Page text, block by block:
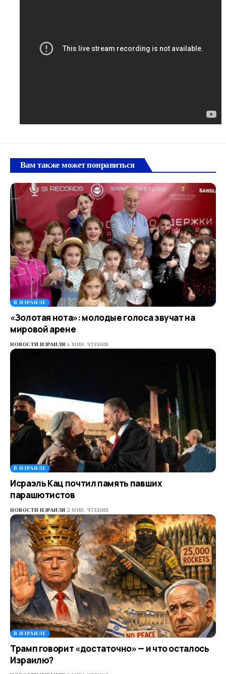
Вам также может понравиться
В ИЗРАИЛЕ
«Золотая нота»: молодые голоса звучат на
мировой арене
НОВОСТИ ИЗРАИЛЯ 4 МИН. ЧТЕНИЯ
В ИЗРАИЛЕ
Исраэль Кац почтил память павших
парашютистов
НОВОСТИ ИЗРАИЛЯ 2 МИН. ЧТЕНИЯ
В ИЗРАИЛЕ
Трамп говорит «достаточно» — и что осталось
Израилю?